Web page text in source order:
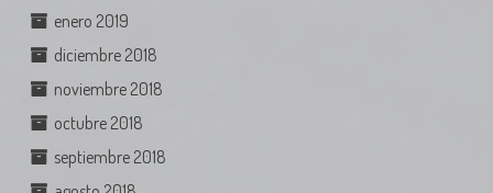
enero 2019
diciembre 2018
noviembre 2018
octubre 2018
septiembre 2018